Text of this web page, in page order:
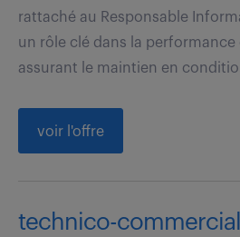
rattaché au Responsable
un rôle clé dans la
assurant le maintien en
voir l'offre
technico-